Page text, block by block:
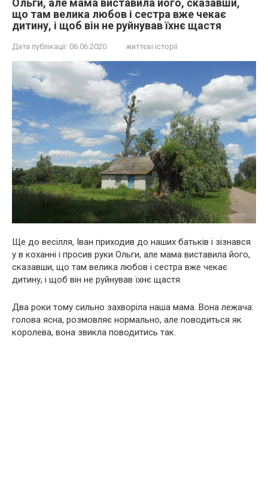
Ольги, але мама виставила його, сказавши,
що там велика любов і сестра вже чекає
дитину, і щоб він не руйнував їхнє щастя
Дата публікації: 06.06.2020 життєві історії
Ще до весілля, Іван приходив до наших батьків і зізнався
у в коханні і просив руки Ольги, але мама виставила його,
сказавши, що там велика любов і сестра вже чекає
дитину, і щоб він не руйнував їхнє щастя
Два роки тому сильно захворіла наша мама. Вона лежача:
голова ясна, розмовляє нормально, але поводиться як
королева, вона звикла поводитись так.